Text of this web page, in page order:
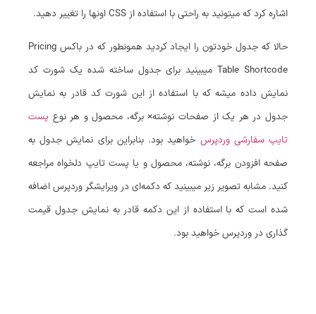
اشاره کرد که میتونید به راحتی با استفاده از CSS اونها را تغییر دهید.
حالا که جدول خودتون را ایجاد کردید همونطور که در باکس Pricing
Table Shortcode میبینید برای جدول ساخته شده یک شورت کد
نمایش داده میشه که با استفاده از این شورت کد قادر به نمایش
جدول در هر یک از صفحات نوشته× برگه، محصول و هر نوع پست
تایپ سفارشی وردپرس خواهید بود. بنابراین برای نمایش جدول به
صفحه افزودن برگه، نوشته، محصول و یا پست تایپ دلخواه مراجعه
کنید. مشابه تصویر زیر میبینید که دکمه‌ای در ویرایشگر وردپرس اضافه
شده است که با استفاده از این دکمه قادر به نمایش جدول قیمت
گذاری در وردپرس خواهید بود.